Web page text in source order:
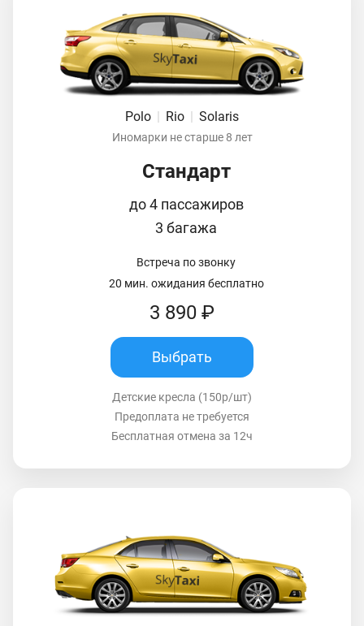
Polo | Rio | Solaris
Иномарки не старше 8 лет
Стандарт
до 4 пассажиров
3 багажа
Встреча по звонку
20 мин. ожидания бесплатно
3 890 ₽
Выбрать
Детские кресла (150р/шт)
Предоплата не требуется
Бесплатная отмена за 12ч